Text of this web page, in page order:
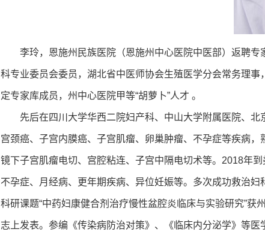
李玲，恩施州民族医院（恩施州中心医院中医部）返聘专
科专业委员会委员，湖北省中医师协会生殖医学分会常务理
定专家库成员，州中心医院甲等“胡萝卜”人才 。
先后在四川大学华西二院妇产科、中山大学附属医院、北
宫颈癌、子宫内膜癌、子宫肌瘤、卵巢肿瘤、不孕症等疾病
镜下子宫肌瘤电切、宫腔粘连、子宫中隔电切术等。2018年
不孕症、月经病、更年期疾病、异位妊娠等。多次成功救治
科研课题“中药妇康健合剂治疗慢性盆腔炎临床与实验研究”
志上发表。参编《传染病防治对策》、《临床内分泌学》等医